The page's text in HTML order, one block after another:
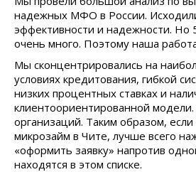
надежных МФО в России.
эффективности и надежности. Но
очень много. Поэтому наша
Мы сконцентрировались на
условиях кредитования, гибкой
низких процентных ставках и
клиентоориентированной
организаций. Таким образом,
микрозайм в Чите, лучше всего
«оформить заявку» напротив
находятся в этом списке.